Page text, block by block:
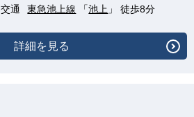
交通
東急池上線 「池上 」 徒歩8分
詳細を見る